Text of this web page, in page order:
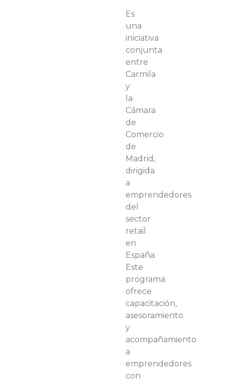
Es
una
iniciativa
conjunta
entre
Carmila
y
la
Cámara
de
Comercio
de
Madrid,
dirigida
a
emprendedores
del
sector
retail
en
España.
Este
programa
ofrece
capacitación,
asesoramiento
y
acompañamiento
a
emprendedores
con